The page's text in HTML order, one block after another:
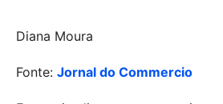
Diana Moura
Fonte: Jornal do Commercio